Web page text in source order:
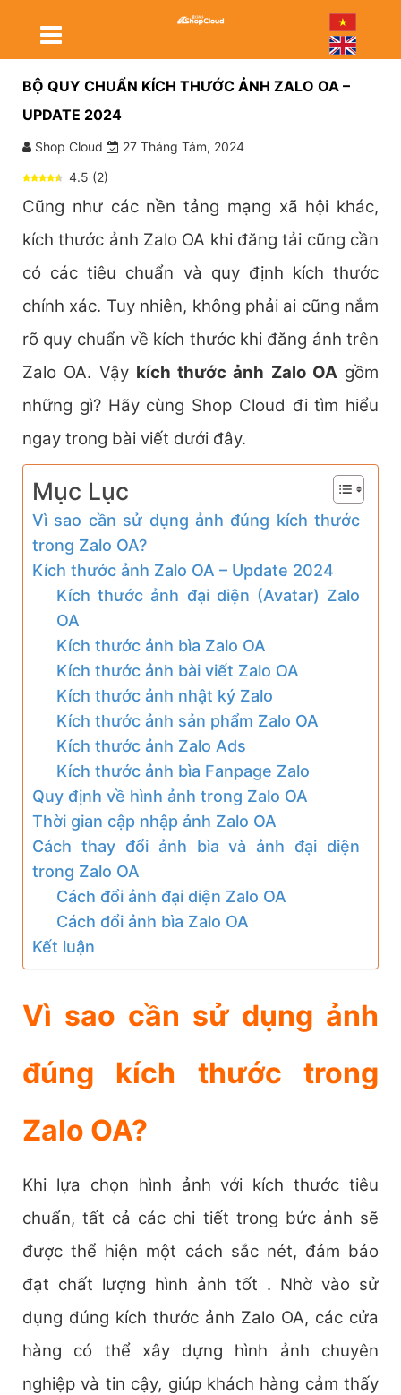
BỘ QUY CHUẨN KÍCH THƯỚC ẢNH ZALO OA –
UPDATE 2024
Shop Cloud
27 Tháng Tám, 2024
4.5 (2)
Cũng như các nền tảng mạng xã hội khác,
kích thước ảnh Zalo OA khi đăng tải cũng cần
có các tiêu chuẩn và quy định kích thước
chính xác. Tuy nhiên, không phải ai cũng nắm
rõ quy chuẩn về kích thước khi đăng ảnh trên
Zalo OA. Vậy kích thước ảnh Zalo OAgồm
những gì? Hãy cùng Shop Cloud đi tìm hiểu
ngay trong bài viết dưới đây.
Mục Lục
Vì sao cần sử dụng ảnh đúng kích thước
trong Zalo OA?
Kích thước ảnh Zalo OA – Update 2024
Kích thước ảnh đại diện (Avatar) Zalo
OA
Kích thước ảnh bìa Zalo OA
Kích thước ảnh bài viết Zalo OA
Kích thước ảnh nhật ký Zalo
Kích thước ảnh sản phẩm Zalo OA
Kích thước ảnh Zalo Ads
Kích thước ảnh bìa Fanpage Zalo
Quy định về hình ảnh trong Zalo OA
Thời gian cập nhập ảnh Zalo OA
Cách thay đổi ảnh bìa và ảnh đại diện
trong Zalo OA
Cách đổi ảnh đại diện Zalo OA
Cách đổi ảnh bìa Zalo OA
Kết luận
Vì sao cần sử dụng ảnh
đúng kích thước trong
Zalo OA?
Khi lựa chọn hình ảnh với kích thước tiêu
chuẩn, tất cả các chi tiết trong bức ảnh sẽ
được thể hiện một cách sắc nét, đảm bảo
đạt chất lượng hình ảnh tốt . Nhờ vào sử
dụng đúng kích thước ảnh Zalo OA, các cửa
hàng có thể xây dựng hình ảnh chuyên
nghiệp và tin cậy, giúp khách hàng cảm thấy